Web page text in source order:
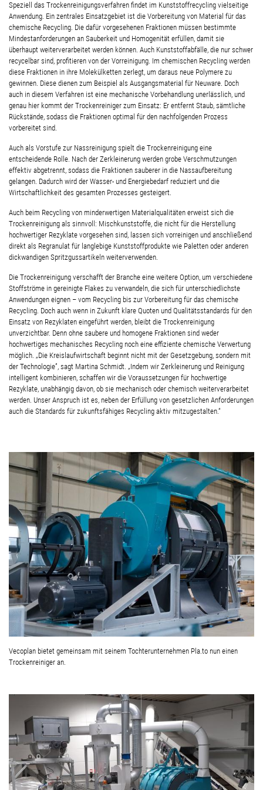
Speziell das Trockenreinigungsverfahren findet im Kunststoffrecycling vielseitige
Anwendung. Ein zentrales Einsatzgebiet ist die Vorbereitung von Material für das
chemische Recycling. Die dafür vorgesehenen Fraktionen müssen bestimmte
Mindestanforderungen an Sauberkeit und Homogenität erfüllen, damit sie
überhaupt weiterverarbeitet werden können. Auch Kunststoffabfälle, die nur schwer
recycelbar sind, profitieren von der Vorreinigung. Im chemischen Recycling werden
diese Fraktionen in ihre Molekülketten zerlegt, um daraus neue Polymere zu
gewinnen. Diese dienen zum Beispiel als Ausgangsmaterial für Neuware. Doch
auch in diesem Verfahren ist eine mechanische Vorbehandlung unerlässlich, und
genau hier kommt der Trockenreiniger zum Einsatz: Er entfernt Staub, sämtliche
Rückstände, sodass die Fraktionen optimal für den nachfolgenden Prozess
vorbereitet sind.
Auch als Vorstufe zur Nassreinigung spielt die Trockenreinigung eine
entscheidende Rolle. Nach der Zerkleinerung werden grobe Verschmutzungen
effektiv abgetrennt, sodass die Fraktionen sauberer in die Nassaufbereitung
gelangen. Dadurch wird der Wasser- und Energiebedarf reduziert und die
Wirtschaftlichkeit des gesamten Prozesses gesteigert.
Auch beim Recycling von minderwertigen Materialqualitäten erweist sich die
Trockenreinigung als sinnvoll: Mischkunststoffe, die nicht für die Herstellung
hochwertiger Rezyklate vorgesehen sind, lassen sich vorreinigen und anschließend
direkt als Regranulat für langlebige Kunststoffprodukte wie Paletten oder anderen
dickwandigen Spritzgussartikeln weiterverwenden.
Die Trockenreinigung verschafft der Branche eine weitere Option, um verschiedene
Stoffströme in gereinigte Flakes zu verwandeln, die sich für unterschiedlichste
Anwendungen eignen – vom Recycling bis zur Vorbereitung für das chemische
Recycling. Doch auch wenn in Zukunft klare Quoten und Qualitätsstandards für den
Einsatz von Rezyklaten eingeführt werden, bleibt die Trockenreinigung
unverzichtbar. Denn ohne saubere und homogene Fraktionen sind weder
hochwertiges mechanisches Recycling noch eine effiziente chemische Verwertung
möglich. „Die Kreislaufwirtschaft beginnt nicht mit der Gesetzgebung, sondern mit
der Technologie”, sagt Martina Schmidt. „Indem wir Zerkleinerung und Reinigung
intelligent kombinieren, schaffen wir die Voraussetzungen für hochwertige
Rezyklate, unabhängig davon, ob sie mechanisch oder chemisch weiterverarbeitet
werden. Unser Anspruch ist es, neben der Erfüllung von gesetzlichen Anforderungen
auch die Standards für zukunftsfähiges Recycling aktiv mitzugestalten.“
Vecoplan bietet gemeinsam mit seinem Tochterunternehmen Pla.to nun einen
Trockenreiniger an.